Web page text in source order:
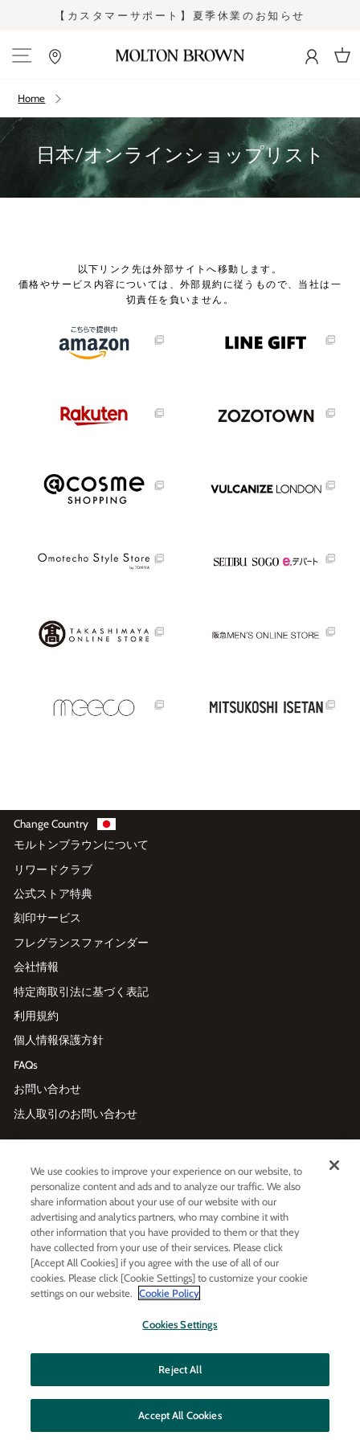
slideshow
【カスタマーサポート】夏季休業のお知らせ
Site navigation
Home
日本/オンラインショップリスト
以下リンク先は外部サイトへ移動します。
価格やサービス内容については、外部規約に従うもので、当社は一
切責任を負いません。
Change Country
モルトンブラウンについて
リワードクラブ
公式ストア特典
刻印サービス
フレグランスファインダー
会社情報
特定商取引法に基づく表記
利用規約
個人情報保護方針
FAQs
お問い合わせ
法人取引のお問い合わせ
Enter
email
利用規約および プライバシーポリシーに同意する
LINE友だち追加
LINE Instagram
© MOLTON BROWN JAPAN LTD
All rights reserved
We use cookies to improve your experience on our website, to
personalize content and ads and to analyze our traffic. We also
share information about your use of our website with our
advertising and analytics partners, who may combine it with
other information that you have provided to them or that they
have collected from your use of their services. Please click
[Accept All Cookies] if you agree with the use of all of our
cookies. Please click [Cookie Settings] to customize your cookie
settings on our website. Cookie Policy
Cookies Settings
Reject All
Accept All Cookies